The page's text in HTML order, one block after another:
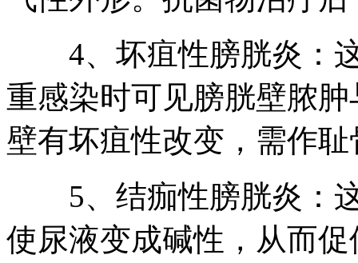
4、坏疽性膀胱炎：这
重感染时可见膀胱壁脓
壁有坏疽性改变，需作
5、结痂性膀胱炎：这
使尿液变成碱性，从而